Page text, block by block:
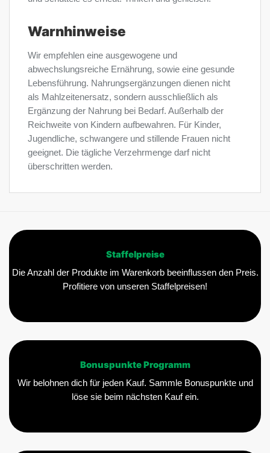
Warnhinweise
Wir empfehlen eine ausgewogene und
abwechslungsreiche Ernährung, sowie eine gesunde
Lebensführung. Nahrungsergänzungen dienen nicht
als Mahlzeitenersatz, sondern ausschließlich als
Ergänzung der Nahrung bei Bedarf. Außerhalb der
Reichweite von Kindern aufbewahren. Für Kinder,
Jugendliche, schwangere und stillende Frauen nicht
geeignet. Die tägliche Verzehrmenge darf nicht
überschritten werden.
Staffelpreise
Die Anzahl der Produkte im Warenkorb beeinflussen den Preis.
Profitiere von unseren Staffelpreisen!
Bonuspunkte Programm
Wir belohnen dich für jeden Kauf. Sammle Bonuspunkte und
löse sie beim nächsten Kauf ein.